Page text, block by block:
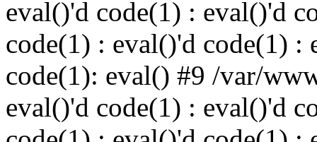
eval()'d code(1) : eval()'d
code(1) : eval()'d code(1) :
code(1): eval() #9 /var/
eval()'d code(1) : eval()'d